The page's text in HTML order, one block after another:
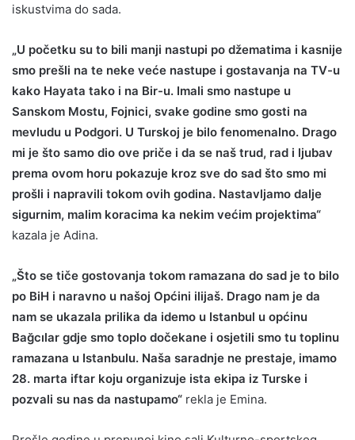
iskustvima do sada.
„U početku su to bili manji nastupi po džematima i kasnije
smo prešli na te neke veće nastupe i gostavanja na TV-u
kako Hayata tako i na Bir-u. Imali smo nastupe u
Sanskom Mostu, Fojnici, svake godine smo gosti na
mevludu u Podgori. U Turskoj je bilo fenomenalno. Drago
mi je što samo dio ove priče i da se naš trud, rad i ljubav
prema ovom horu pokazuje kroz sve do sad što smo mi
prošli i napravili tokom ovih godina. Nastavljamo dalje
sigurnim, malim koracima ka nekim većim projektima“
kazala je Adina.
„Što se tiče gostovanja tokom ramazana do sad je to bilo
po BiH i naravno u našoj Općini ilijaš. Drago nam je da
nam se ukazala prilika da idemo u Istanbul u općinu
Bağcılar gdje smo toplo dočekane i osjetili smo tu toplinu
ramazana u Istanbulu. Naša saradnje ne prestaje, imamo
28. marta iftar koju organizuje ista ekipa iz Turske i
pozvali su nas da nastupamo“ rekla je Emina.